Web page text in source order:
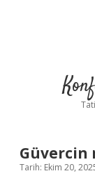
Güvercin
Tarih: Ekim 20,